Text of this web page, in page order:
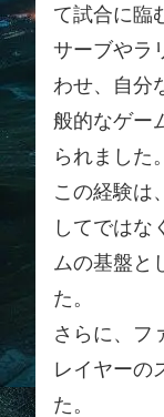
て試合に臨
サーブやラ
わせ、自分
般的なゲー
られました。
この経験は
してではな
ムの基盤と
た。
さらに、フ
レイヤーの
た。